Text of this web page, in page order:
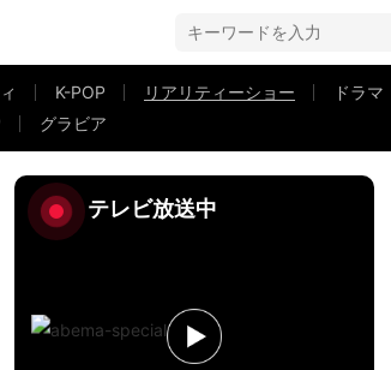
K-POP リアリティーショー
ドラマ
グラビア
態度から急成長『シャッフルアイランド Season3』#3
テレビ放送中